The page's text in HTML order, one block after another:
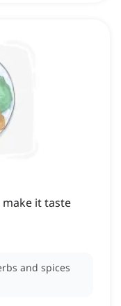
it taste
and spices